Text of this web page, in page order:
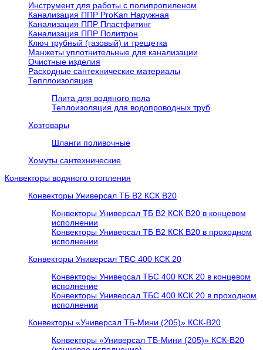
Инструмент для работы с полипропиленом
Канализация ППР ProKan Наружная
Канализация ППР Пластфитинг
Канализация ППР Политрон
Ключ трубный (газовый) и трещетка
Манжеты уплотнительные для канализации
Очистные изделия
Расходные сантехнические материалы
Тепллоизоляция
Плита для водяного пола
Теплоизоляция для водопроводных труб
Хозтовары
Шланги поливочные
Хомуты сантехнические
Конвекторы водяного отопления
Конвекторы Универсал ТБ В2 КСК В20
Конвекторы Универсал ТБ В2 КСК В20 в концевом
исполнении
Конвекторы Универсал ТБ В2 КСК В20 в проходном
исполнении
Конвекторы Универсал ТБС 400 КСК 20
Конвекторы Универсал ТБС 400 КСК 20 в концевом
исполнение
Конвекторы Универсал ТБС 400 КСК 20 в проходном
исполнении
Конвекторы «Универсал ТБ-Мини (205)» КСК-В20
Конвекторы «Универсал ТБ-Мини (205)» КСК-В20